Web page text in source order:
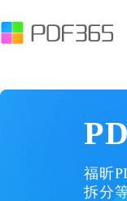
福昕
拆分